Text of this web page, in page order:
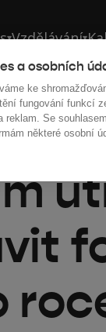
a osobních
ke
fungování funkcí
reklam. Se
některé osobní
▾Vzdělávání▾